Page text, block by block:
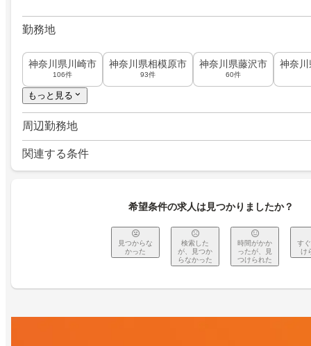
勤務地
神奈川県川崎市
106件
神奈川県相模原市
93件
神奈川県藤沢市
60件
神奈
もっと見る
周辺勤務地
関連する条件
希望条件の求人は見つかりましたか？
見つからな
かった
検索した
が、見つか
らなかった
時間がかか
ったが、見
つけられた
す
け